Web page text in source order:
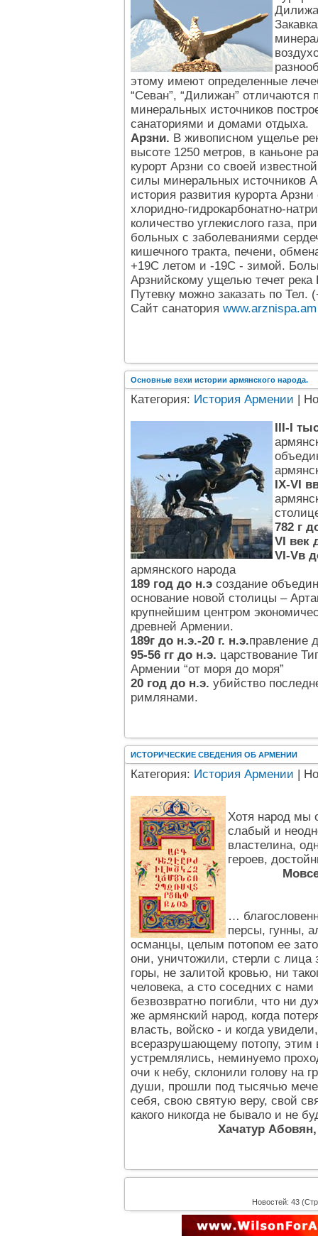
этому имеют определенные
“Севан”, “Дилижан”
минеральных источников
санаториями и домами отдыха.
Арзни. В живописном ущелье
высоте 1250 метров, в каньоне
курорт Арзни со своей
силы минеральных источников
история развития курорта
хлоридно-гидрокарбонатно-
количество углекислого газа,
больных с заболеваниями
кишечного тракта, печени,
+19С летом и -19С - зимой.
Арзнийскому ущелью течет
Путевку можно заказать по Тел.
Сайт санатория www.arznispa.am
Основные вехи истории армянского народа.
Категория: История Армении |
III-I
IX-VI
782 г
VI век
VI-Vв
армянского народа
189 год до н.э создание
основание новой столицы –
крупнейшим центром
древней Армении.
189г до н.э.-20 г. н.э.правление
95-56 гг до н.э. царствование
Армении “от моря до моря”
20 год до н.э. убийство
римлянами.
ИСТОРИЧЕСКИЕ СВЕДЕНИЯ ОБ АРМЕНИИ
Категория: История Армении |
Хотя народ мы
слабый и
властелина,
героев,
…
персы, гунны,
османцы, целым потопом ее
они, уничтожили, стерли с
горы, не залитой кровью, ни
человека, а сто соседних с
безвозвратно погибли, что ни
же армянский народ, когда
власть, войско - и когда
всеразрушающему потопу, этим
устремлялись, неминуемо
очи к небу, склонили голову на
души, прошли под тысячью
себя, свою святую веру, свой
какого никогда не бывало и не
Хачатур Абовян,
Новостей: 43